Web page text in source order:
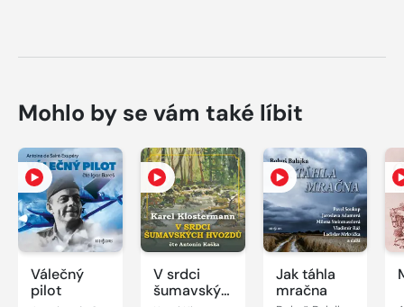
Mohlo by se vám také líbit
Válečný
pilot
V srdci
šumavských
Jak táhla
mračna